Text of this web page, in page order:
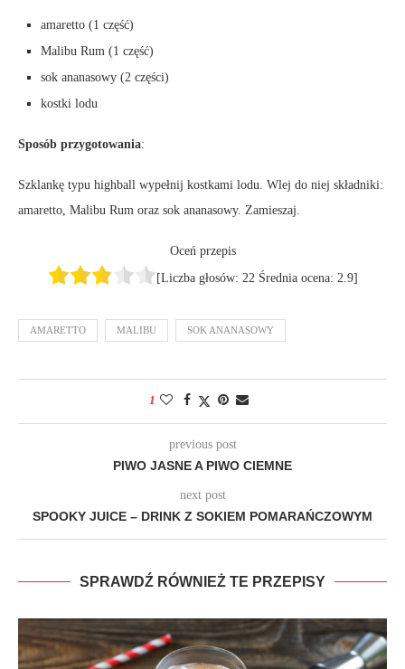
amaretto (1 część)
Malibu Rum (1 część)
sok ananasowy (2 części)
kostki lodu
Sposób przygotowania:
Szklankę typu highball wypełnij kostkami lodu. Wlej do niej składniki:
amaretto, Malibu Rum oraz sok ananasowy. Zamieszaj.
Oceń przepis
[Liczba głosów: 22Średnia ocena: 2.9]
AMARETTO MALIBU SOK ANANASOWY
1
previous post
PIWO JASNE A PIWO CIEMNE
next post
SPOOKY JUICE – DRINK Z SOKIEM POMARAŃCZOWYM
SPRAWDŹ RÓWNIEŻ TE PRZEPISY